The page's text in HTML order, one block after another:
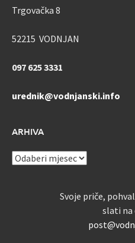
Trgovačka 8
52215 VODNJAN
097 625 3331
urednik@vodnjanski.info
ARHIVA
ARHIVA
Svoje priče,
slati na